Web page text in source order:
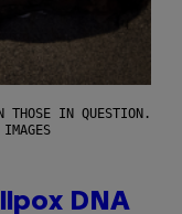
THOSE IN QUESTION.
DNA